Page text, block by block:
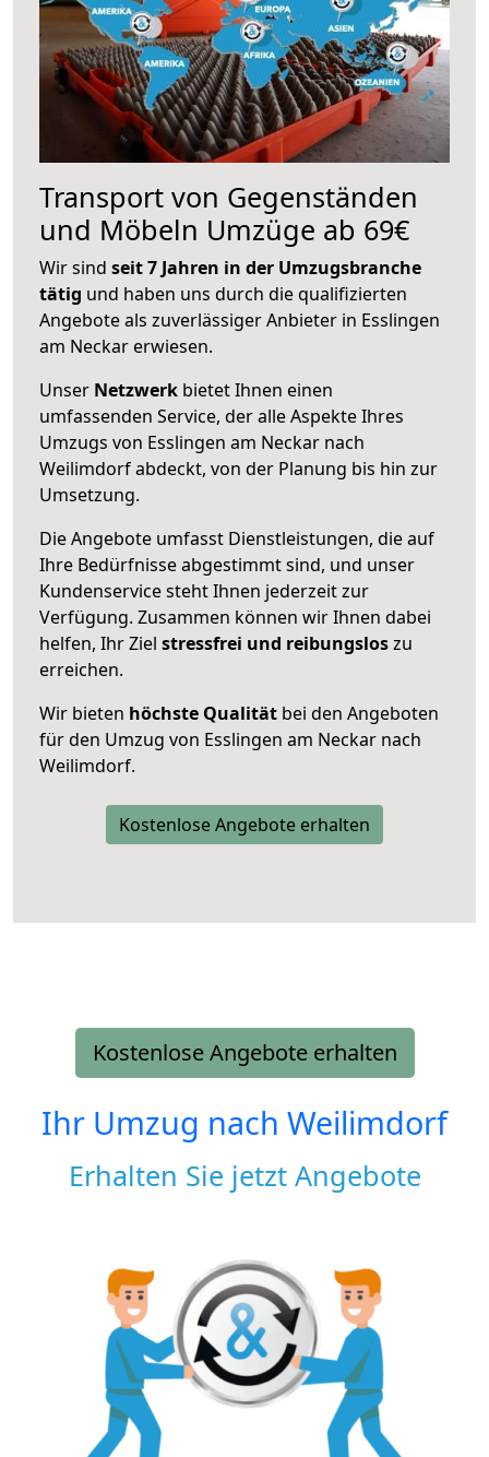
Transport von Gegenständen
und Möbeln Umzüge ab 69€
Wir sind seit 7 Jahren in der Umzugsbranche
tätig und haben uns durch die qualifizierten
Angebote als zuverlässiger Anbieter in Esslingen
am Neckar erwiesen.
Unser Netzwerk bietet Ihnen einen
umfassenden Service, der alle Aspekte Ihres
Umzugs von Esslingen am Neckar nach
Weilimdorf abdeckt, von der Planung bis hin zur
Umsetzung.
Die Angebote umfasst Dienstleistungen, die auf
Ihre Bedürfnisse abgestimmt sind, und unser
Kundenservice steht Ihnen jederzeit zur
Verfügung. Zusammen können wir Ihnen dabei
helfen, Ihr Ziel stressfrei und reibungsloszu
erreichen.
Wir bieten höchste Qualität bei den Angeboten
für den Umzug von Esslingen am Neckar nach
Weilimdorf.
Kostenlose Angebote erhalten
Kostenlose Angebote erhalten
Ihr Umzug nach Weilimdorf
Erhalten Sie jetzt Angebote